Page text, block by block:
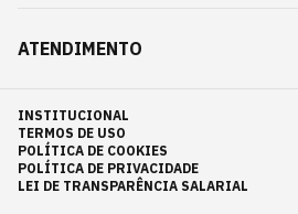
ATENDIMENTO
INSTITUCIONAL
TERMOS DE USO
POLÍTICA DE COOKIES
POLÍTICA DE PRIVACIDADE
LEI DE TRANSPARÊNCIA SALARIAL